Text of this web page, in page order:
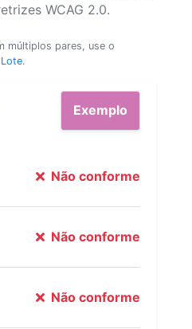
WCAG 2.0.
múltiplos pares, use o
.
Exemplo
Não conforme
Não conforme
Não conforme